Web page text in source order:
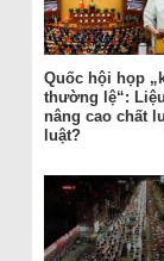
Quốc hội họp
thường lệ“:
nâng cao chất
luật?